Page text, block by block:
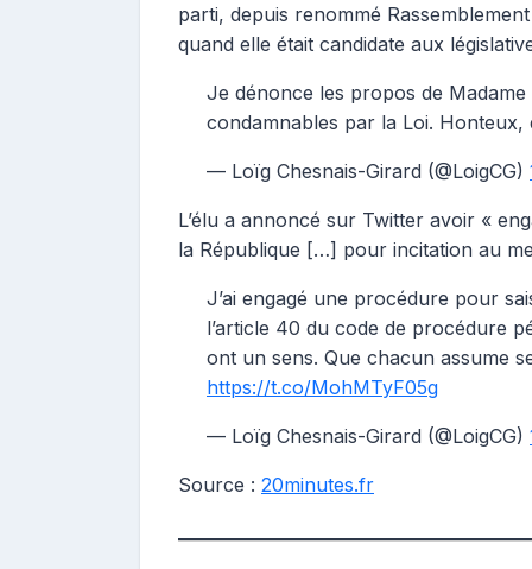
parti, depuis renommé
quand elle était candidate aux
Je dénonce les propos de
condamnables par la Loi. Honteux,
— Loïg Chesnais-Girard (@LoigCG)
L’élu a annoncé sur Twitter avoir «
la République […] pour incitation au
J’ai engagé une procédure pour
l’article 40 du code de procédure
ont un sens. Que chacun assume
https://t.co/MohMTyF05g
— Loïg Chesnais-Girard (@LoigCG)
Source : 20minutes.fr